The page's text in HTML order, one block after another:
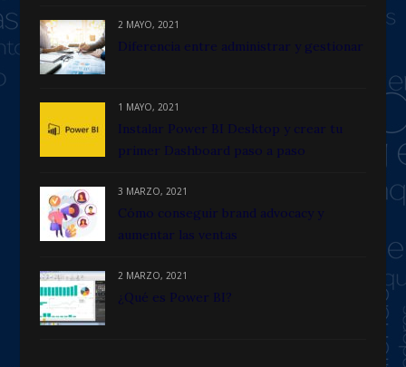
2 MAYO, 2021
Diferencia entre administrar y gestionar
1 MAYO, 2021
Instalar Power BI Desktop y crear tu
primer Dashboard paso a paso
3 MARZO, 2021
Cómo conseguir brand advocacy y
aumentar las ventas
2 MARZO, 2021
¿Qué es Power BI?